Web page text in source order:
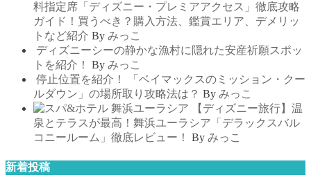
料指定席「ディズニー・プレミアアクセス」徹底攻略
ガイド！買うべき？購入方法、鑑賞エリア、デメリッ
トなど紹介 By みっこ
ディズニーシーの静かな漁村に隠れた安産祈願スポッ
トを紹介！
By みっこ
停止位置を紹介！ 「ベイマックスのミッション・クー
ルダウン」の場所取り攻略法は？ By みっこ
【ディズニー旅行】温
泉とテラスが最高！舞浜ユーラシア「デラックスバル
コニールーム」徹底レビュー！
By みっこ
新着投稿